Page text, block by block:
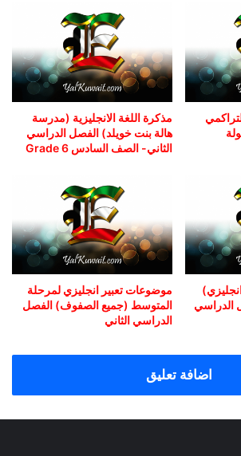
مذكرة اللغة الانجليزية (مدرسة
هالة بنت خويلد) الفصل الدراسي
الثاني- الصف السادس Grade 6
الدراسي
موضوعات تعبير انجليزي لمرحلة
المتوسط (جميع الصفوف) الفصل
الدراسي الثاني
اضافة تعليق